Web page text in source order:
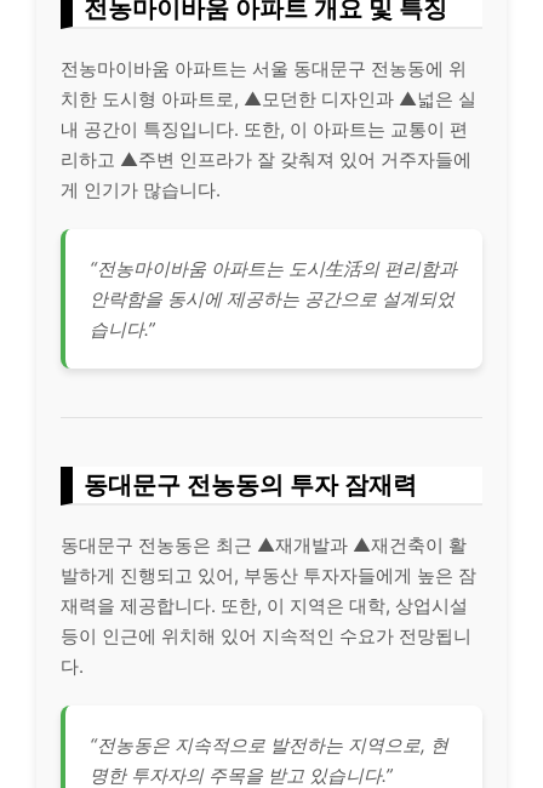
전농마이바움 아파트 개요 및 특징
전농마이바움 아파트는 서울 동대문구 전농동에 위
치한 도시형 아파트로, ▲모던한 디자인과 ▲넓은 실
내 공간이 특징입니다. 또한, 이 아파트는 교통이 편
리하고 ▲주변 인프라가 잘 갖춰져 있어 거주자들에
게 인기가 많습니다.
“전농마이바움 아파트는 도시生活의 편리함과
안락함을 동시에 제공하는 공간으로 설계되었
습니다.”
동대문구 전농동의 투자 잠재력
동대문구 전농동은 최근 ▲재개발과 ▲재건축이 활
발하게 진행되고 있어, 부동산 투자자들에게 높은 잠
재력을 제공합니다. 또한, 이 지역은 대학, 상업시설
등이 인근에 위치해 있어 지속적인 수요가 전망됩니
다.
“전농동은 지속적으로 발전하는 지역으로, 현
명한 투자자의 주목을 받고 있습니다.”